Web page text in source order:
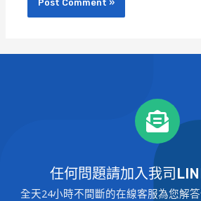
任何問題請加入我司
全天24小時不間斷的在線客服為您解